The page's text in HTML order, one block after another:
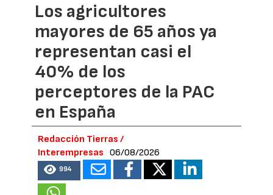
Los agricultores
mayores de 65 años ya
representan casi el
40% de los
perceptores de la PAC
en España
Redacción Tierras /
Interempresas
06/08/2026
994